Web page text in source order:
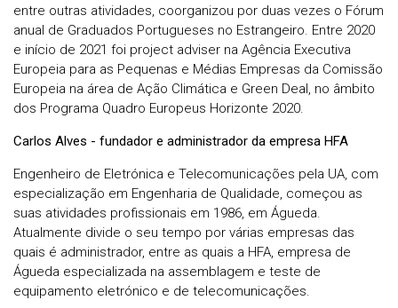
entre outras atividades, coorganizou por duas vezes o Fórum
anual de Graduados Portugueses no Estrangeiro. Entre 2020
e início de 2021 foi project adviser na Agência Executiva
Europeia para as Pequenas e Médias Empresas da Comissão
Europeia na área de Ação Climática e Green Deal, no âmbito
dos Programa Quadro Europeus Horizonte 2020.
Carlos Alves - fundador e administrador da empresa HFA
Engenheiro de Eletrónica e Telecomunicações pela UA, com
especialização em Engenharia de Qualidade, começou as
suas atividades profissionais em 1986, em Águeda.
Atualmente divide o seu tempo por várias empresas das
quais é administrador, entre as quais a HFA, empresa de
Águeda especializada na assemblagem e teste de
equipamento eletrónico e de telecomunicações.